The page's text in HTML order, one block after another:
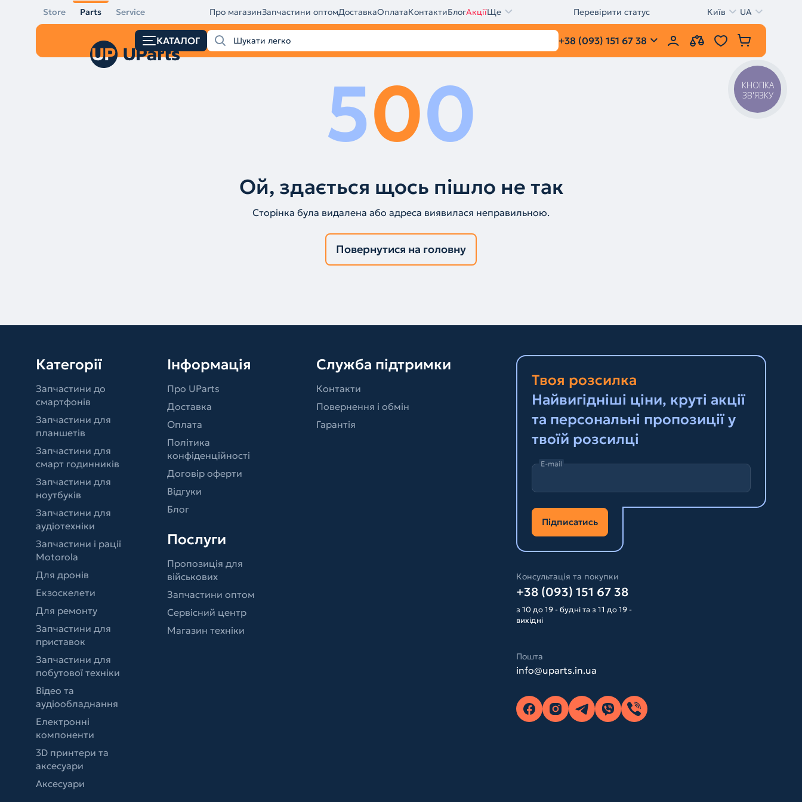
Store Parts Service Про магазинЗапчастини оптомДоставкаОплатаКонтактиБлогАкціїЩе Перевірити статус Київ UA
КАТАЛОГ +38 (093) 151 67 38
500
Ой, здається щось пішло не так
Сторінка була видалена або адреса виявилася неправильною.
Повернутися на головну
Категорії
Запчастини до
смартфонів
Запчастини для
планшетів
Запчастини для
смарт годинників
Запчастини для
ноутбуків
Запчастини для
аудіотехніки
Запчастини і рації
Motorola
Для дронів
Екзоскелети
Для ремонту
Запчастини для
приставок
Запчастини для
побутової техніки
Відео та
аудіообладнання
Електронні
компоненти
3D принтери та
аксесуари
Аксесуари
Інформація
Про UParts
Доставка
Оплата
Політика
конфіденційності
Договір оферти
Відгуки
Блог
Послуги
Пропозиція для
військових
Запчастини оптом
Сервісний центр
Магазин техніки
Служба підтримки
Контакти
Повернення і обмін
Гарантія
Твоя розсилка
Найвигідніші ціни, круті акції
та персональні пропозиції у
твоїй розсилці
E-mail
Підписатись
Консультація та покупки
+38 (093) 151 67 38
з 10 до 19 - будні та з 11 до 19 -
вихідні
Пошта
info@uparts.in.ua
КНОПКА
ЗВ'ЯЗКУ